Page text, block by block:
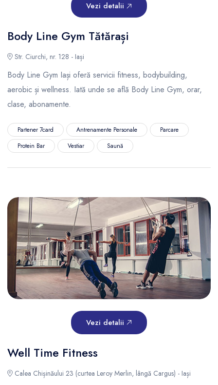
Vezi detalii
Body Line Gym Tătărași
Str. Ciurchi, nr. 128 - Iași
Body Line Gym Iași oferă servicii fitness, bodybuilding,
aerobic și wellness. Iată unde se află Body Line Gym, orar,
clase, abonamente.
Partener 7card Antrenamente Personale
Parcare
Protein Bar
Vestiar Saună
Vezi detalii
Well Time Fitness
Calea Chișinăului 23 (curtea Leroy Merlin, lângă Cargus) - Iași